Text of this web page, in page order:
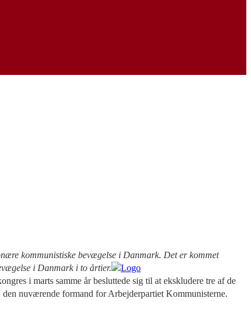
kommunistiske bevægelse i Danmark. Det er kommet
i Danmark i to årtier.
i marts samme år besluttede sig til at ekskludere tre af de
nuværende formand for Arbejderpartiet Kommunisterne.